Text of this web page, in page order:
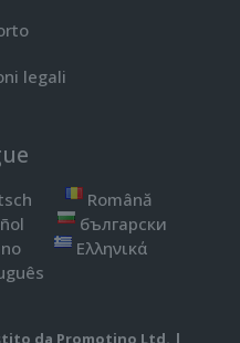
legali
Română
български
Ελληνικά
da Promotino Ltd. |